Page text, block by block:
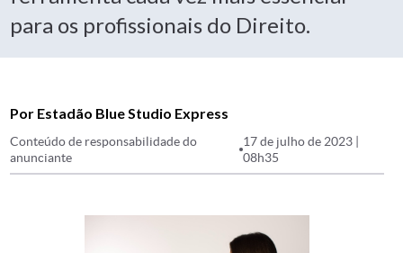
para os profissionais do Direito.
Por Estadão Blue Studio Express
Conteúdo de responsabilidade do
anunciante
17 de julho de 2023 |
08h35